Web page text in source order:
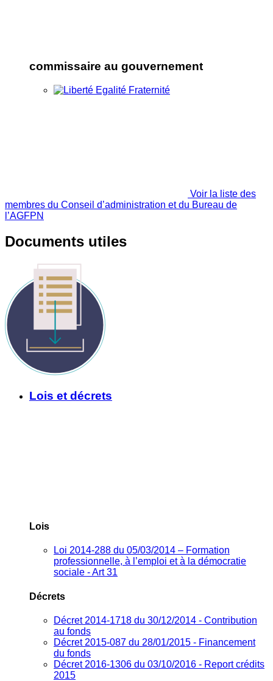
commissaire au gouvernement
Voir la liste des
membres du Conseil d’administration et du Bureau de
l’AGFPN
Documents utiles
Lois et décrets
Lois
Loi 2014-288 du 05/03/2014 – Formation
professionnelle, à l’emploi et à la démocratie
sociale - Art 31
Décrets
Décret 2014-1718 du 30/12/2014 - Contribution
au fonds
Décret 2015-087 du 28/01/2015 - Financement
du fonds
Décret 2016-1306 du 03/10/2016 - Report crédits
2015